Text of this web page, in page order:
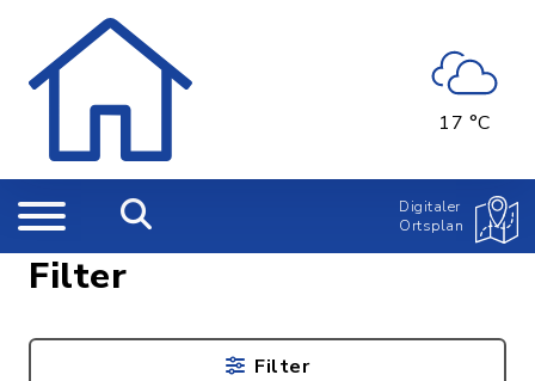
17 °C
Digitaler
Ortsplan
Filter
Filter